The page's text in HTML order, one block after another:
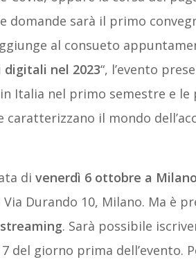
domande sarà il primo
al consueto
nel 2023“, l’evento
Italia nel primo semestre e
caratterizzano il mondo
di venerdì 6 ottobre a Milano
Via Durando 10, Milano. Ma è
. Sarà possibile
del giorno prima dell’evento.